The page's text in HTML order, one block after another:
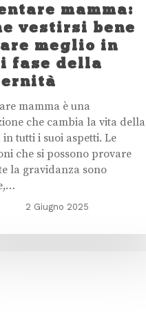
mamma:
vestirsi bene
meglio in
fase della
mamma è una
che cambia la vita della
tutti i suoi aspetti. Le
che si possono provare
la gravidanza sono
2 Giugno 2025